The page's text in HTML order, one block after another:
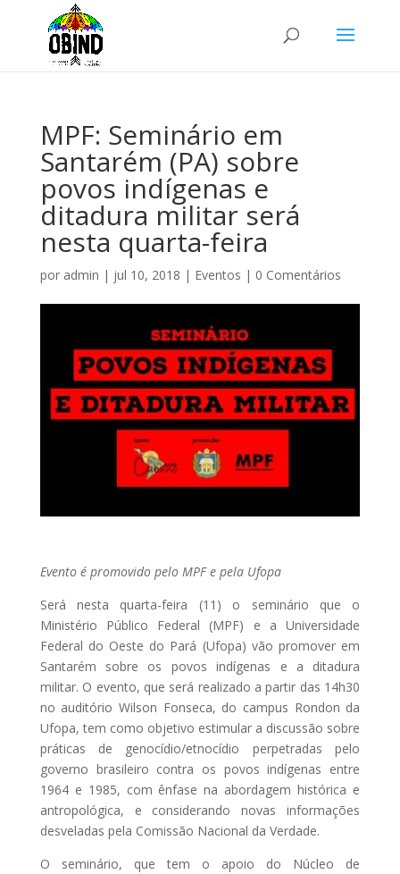
MPF: Seminário em
Santarém (PA) sobre
povos indígenas e
ditadura militar será
nesta quarta-feira
por admin | jul 10, 2018 | Eventos | 0 Comentários
Evento é promovido pelo MPF e pela Ufopa
Será nesta quarta-feira (11) o seminário que o
Ministério Público Federal (MPF) e a Universidade
Federal do Oeste do Pará (Ufopa) vão promover em
Santarém sobre os povos indígenas e a ditadura
militar. O evento, que será realizado a partir das 14h30
no auditório Wilson Fonseca, do campus Rondon da
Ufopa, tem como objetivo estimular a discussão sobre
práticas de genocídio/etnocídio perpetradas pelo
governo brasileiro contra os povos indígenas entre
1964 e 1985, com ênfase na abordagem histórica e
antropológica, e considerando novas informações
desveladas pela Comissão Nacional da Verdade.
O seminário, que tem o apoio do Núcleo de